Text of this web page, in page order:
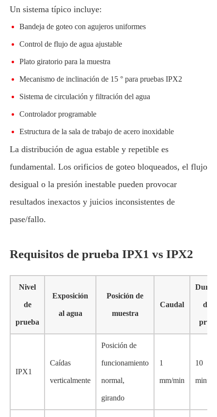
Un sistema típico incluye:
Bandeja de goteo con agujeros uniformes
Control de flujo de agua ajustable
Plato giratorio para la muestra
Mecanismo de inclinación de 15 ° para pruebas IPX2
Sistema de circulación y filtración del agua
Controlador programable
Estructura de la sala de trabajo de acero inoxidable
La distribución de agua estable y repetible es
fundamental. Los orificios de goteo bloqueados, el flujo
desigual o la presión inestable pueden provocar
resultados inexactos y juicios inconsistentes de
pase/fallo.
Requisitos de prueba IPX1 vs IPX2
Nivel
de
prueba
Exposición
al agua
Posición de
muestra
Caudal de
IPX1
Caídas
verticalmente
Posición de
funcionamiento
normal,
girando
1
mm/min
10